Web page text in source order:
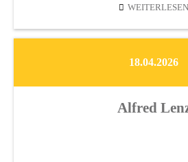
WEITERLESEN
18.04.2026
Alfred